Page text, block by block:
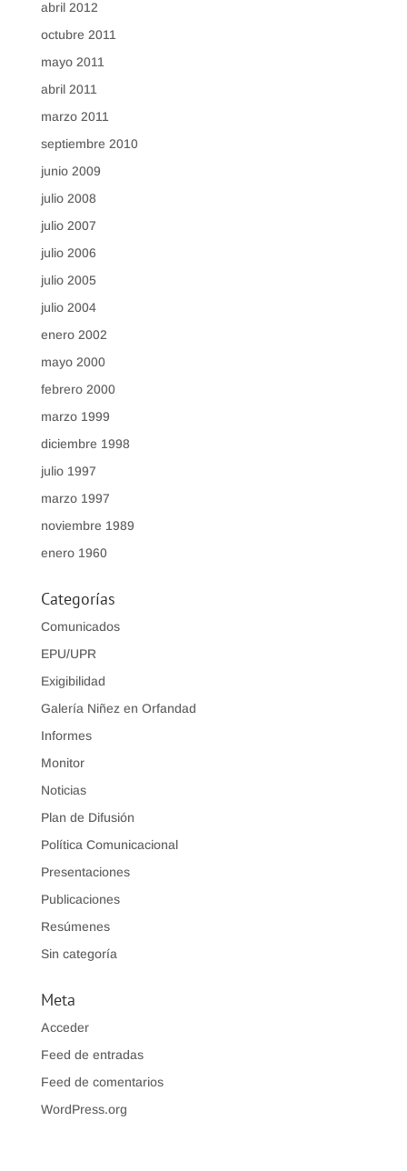
abril 2012
octubre 2011
mayo 2011
abril 2011
marzo 2011
septiembre 2010
junio 2009
julio 2008
julio 2007
julio 2006
julio 2005
julio 2004
enero 2002
mayo 2000
febrero 2000
marzo 1999
diciembre 1998
julio 1997
marzo 1997
noviembre 1989
enero 1960
Categorías
Comunicados
EPU/UPR
Exigibilidad
Galería Niñez en Orfandad
Informes
Monitor
Noticias
Plan de Difusión
Política Comunicacional
Presentaciones
Publicaciones
Resúmenes
Sin categoría
Meta
Acceder
Feed de entradas
Feed de comentarios
WordPress.org